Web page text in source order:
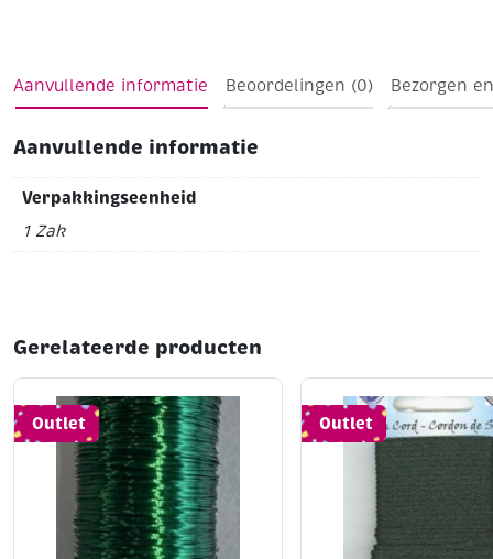
Aanvullende informatie Beoordelingen (0) Bezorgen
Aanvullende informatie
Verpakkingseenheid
1 Zak
Gerelateerde producten
Outlet Outlet